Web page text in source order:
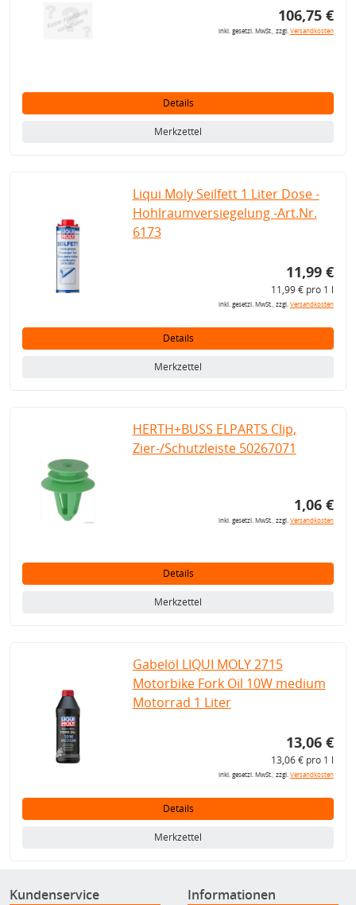
106,75 €
inkl. gesetzl. MwSt., zzgl.Versandkosten
Details
Merkzettel
Liqui Moly Seilfett 1 Liter Dose -
Hohlraumversiegelung -Art.Nr.
6173
11,99 €
11,99 € pro 1 l
inkl. gesetzl. MwSt., zzgl.Versandkosten
Details
Merkzettel
HERTH+BUSS ELPARTS Clip,
Zier-/Schutzleiste 50267071
1,06 €
inkl. gesetzl. MwSt., zzgl.Versandkosten
Details
Merkzettel
Gabelöl LIQUI MOLY 2715
Motorbike Fork Oil 10W medium
Motorrad 1 Liter
13,06 €
13,06 € pro 1 l
inkl. gesetzl. MwSt., zzgl.Versandkosten
Details
Merkzettel
Kundenservice Informationen